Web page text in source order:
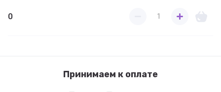
0
Принимаем к оплате